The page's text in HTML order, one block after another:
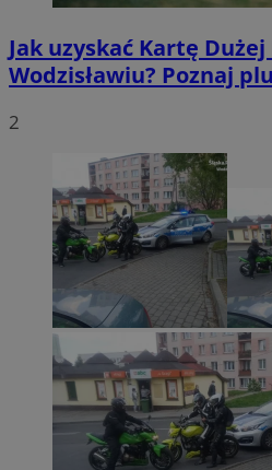
Jak uzyskać Kartę
Wodzisławiu? Poznaj
2